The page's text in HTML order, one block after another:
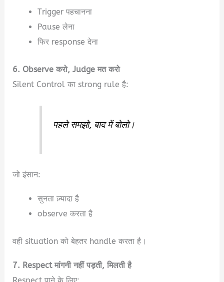
Trigger पहचानना
Pause लेना
फिर response देना
6. Observe करो, Judge मत करो
Silent Control का strong rule है:
पहले समझो, बाद में बोलो।
जो इंसान:
सुनता ज़्यादा है
observe करता है
वही situation को बेहतर handle करता है।
7. Respect मांगनी नहीं पड़ती, मिलती है